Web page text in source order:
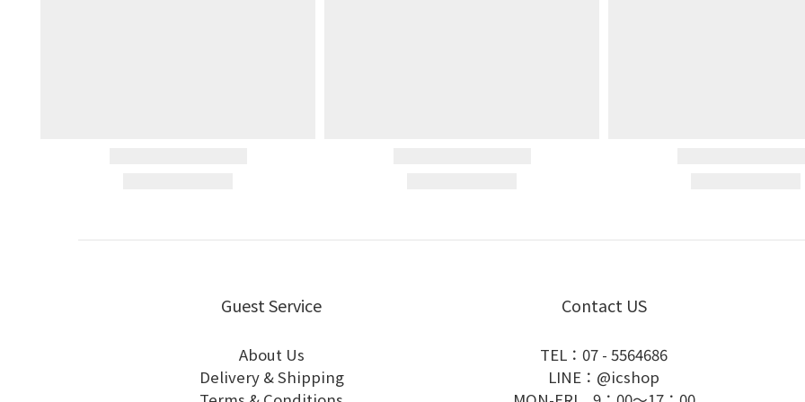
Guest Service
About Us
Delivery & Shipping
Contact US
TEL：07 - 5564686
LINE：@icshop